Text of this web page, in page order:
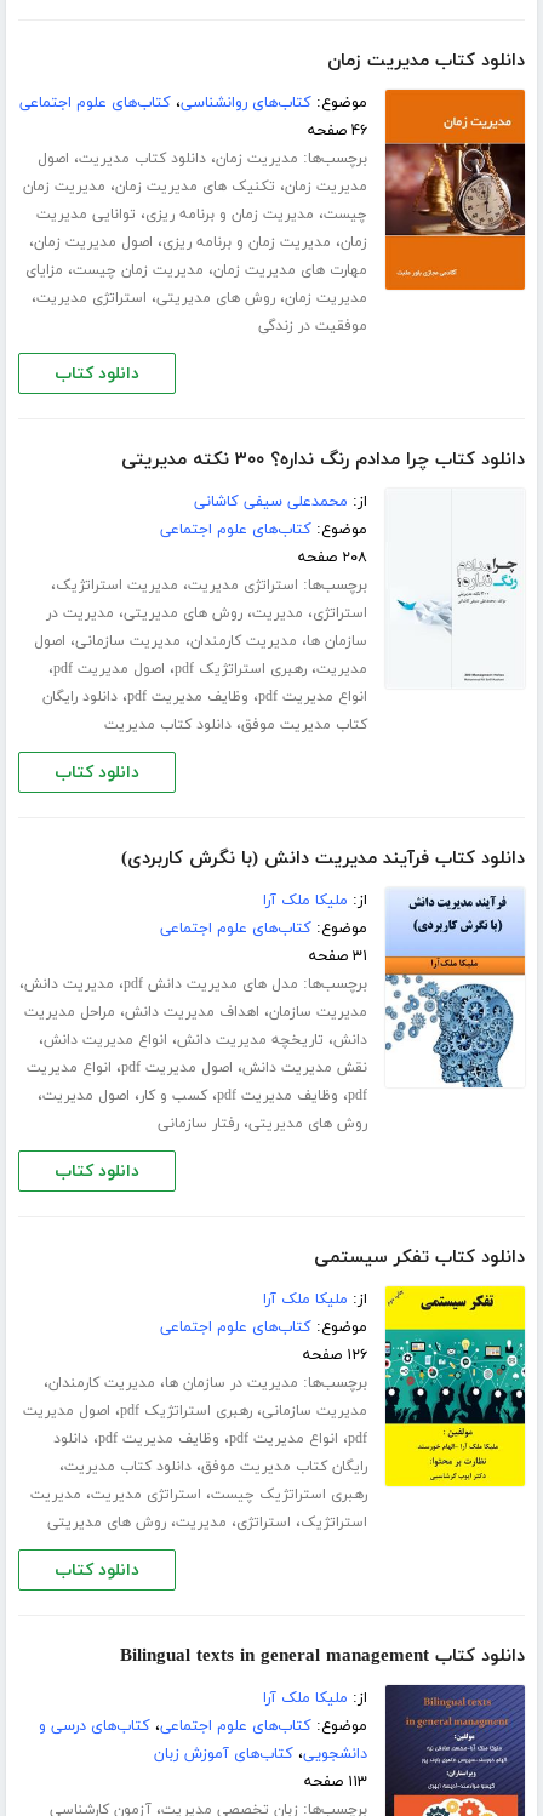
دانلود کتاب مدیریت زمان
موضوع:کتاب‌های روانشناسی،کتاب‌های علوم اجتماعی
۴۶ صفحه
برچسب‌ها: مدیریت زمان،دانلود کتاب مدیریت، اصول
مدیریت زمان، تکنیک های مدیریت زمان، مدیریت زمان
چیست، مدیریت زمان و برنامه ریزی، توانایی مدیریت
زمان، مدیریت زمان و برنامه ریزی، اصول مدیریت زمان،
مهارت های مدیریت زمان، مدیریت زمان چیست، مزایای
مدیریت زمان،روش های مدیریتی، استراتژی مدیریت،
موفقیت در زندگی
دانلود کتاب
دانلود کتاب چرا مدادم رنگ نداره؟ ۳۰۰ نکته مدیریتی
از: محمدعلی سیفی کاشانی
موضوع:کتاب‌های علوم اجتماعی
۲۰۸ صفحه
برچسب‌ها: استراتژی مدیریت، مدیریت استراتژیک،
استراتژی، مدیریت،روش های مدیریتی، مدیریت در
سازمان ها، مدیریت کارمندان، مدیریت سازمانی، اصول
مدیریت،رهبری استراتژیک pdf ، اصول مدیریت pdf ،
انواع مدیریت pdf ، وظایف مدیریت pdf ،دانلود رایگان
کتاب مدیریت موفق،دانلود کتاب مدیریت
دانلود کتاب
دانلود کتاب فرآیند مدیریت دانش (با نگرش کاربردی)
از: ملیکا ملک آرا
موضوع:کتاب‌های علوم اجتماعی
۳۱ صفحه
برچسب‌ها: مدل های مدیریت دانش pdf ، مدیریت دانش،
مدیریت سازمان، اهداف مدیریت دانش، مراحل مدیریت
دانش، تاریخچه مدیریت دانش، انواع مدیریت دانش،
نقش مدیریت دانش، اصول مدیریت pdf ، انواع مدیریت
pdf، وظایف مدیریت pdf ،کسب و کار، اصول مدیریت،
روش های مدیریتی،رفتار سازمانی
دانلود کتاب
دانلود کتاب تفکر سیستمی
از: ملیکا ملک آرا
موضوع:کتاب‌های علوم اجتماعی
۱۲۶ صفحه
برچسب‌ها: مدیریت در سازمان ها، مدیریت کارمندان،
مدیریت سازمانی،رهبری استراتژیک pdf ، اصول مدیریت
pdf، انواع مدیریت pdf ، وظایف مدیریت pdf ،دانلود
رایگان کتاب مدیریت موفق،دانلود کتاب مدیریت،
رهبری استراتژیک چیست، استراتژی مدیریت، مدیریت
استراتژیک، استراتژی، مدیریت،روش های مدیریتی
دانلود کتاب
دانلود کتاب Bilingual texts in general management
از: ملیکا ملک آرا
موضوع:کتاب‌های علوم اجتماعی،کتاب‌های درسی و
دانشجویی،کتاب‌های آموزش زبان
۱۱۳ صفحه
برچسب‌ها: زبان تخصصی مدیریت،آزمون کارشناسی